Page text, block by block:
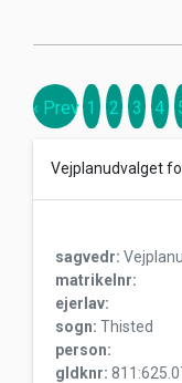
‹ Prev 1 2 3 4
Vejplanudvalget
sagvedr:
matrikelnr:
ejerlav:
sogn: Thisted
person:
gldknr: